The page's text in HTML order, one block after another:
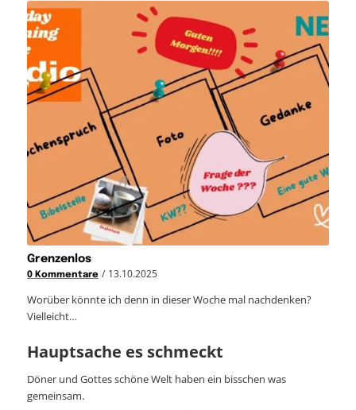
Grenzenlos
0 Kommentare / 13.10.2025
Worüber könnte ich denn in dieser Woche mal nachdenken?
Vielleicht…
Hauptsache es schmeckt
Döner und Gottes schöne Welt haben ein bisschen was
gemeinsam.